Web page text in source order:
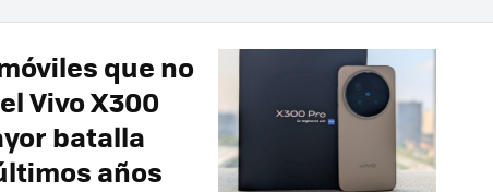
que no
Vivo X300
batalla
años